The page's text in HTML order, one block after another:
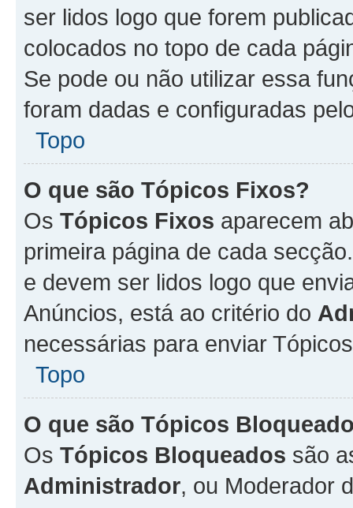
ser lidos logo que forem
colocados no topo de cada
Se pode ou não utilizar essa
foram dadas e configuradas
Topo
O que são Tópicos Fixos?
Os Tópicos Fixos aparecem
primeira página de cada
e devem ser lidos logo que
Anúncios, está ao critério do
necessárias para enviar
Topo
O que são Tópicos
Os Tópicos Bloqueados são
Administrador, ou Moderador